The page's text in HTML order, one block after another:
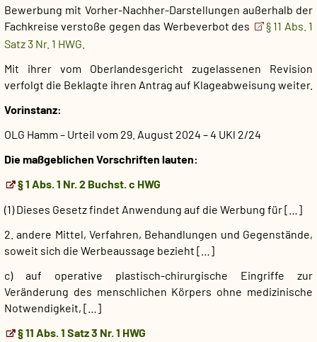
Bewerbung mit Vorher-Nachher-Darstellungen außerhalb der
Fachkreise verstoße gegen das Werbeverbot des
§ 11 Abs. 1
Satz 3 Nr. 1 HWG.
Mit ihrer vom Oberlandesgericht zugelassenen Revision
verfolgt die Beklagte ihren Antrag auf Klageabweisung weiter.
Vorinstanz:
OLG Hamm – Urteil vom 29. August 2024 – 4 UKl 2/24
Die maßgeblichen Vorschriften lauten:
§ 1 Abs. 1 Nr. 2 Buchst. c HWG
(1) Dieses Gesetz findet Anwendung auf die Werbung für […]
2. andere Mittel, Verfahren, Behandlungen und Gegenstände,
soweit sich die Werbeaussage bezieht […]
c) auf operative plastisch-chirurgische Eingriffe zur
Veränderung des menschlichen Körpers ohne medizinische
Notwendigkeit, […]
§ 11 Abs. 1 Satz 3 Nr. 1 HWG